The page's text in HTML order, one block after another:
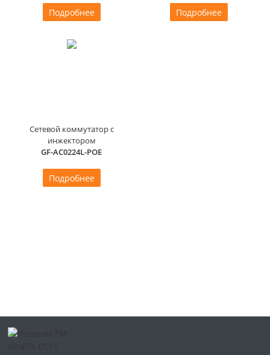
Подробнее Подробнее
Сетевой коммутатор с
инжектором
GF-AC0224L-POE
Подробнее